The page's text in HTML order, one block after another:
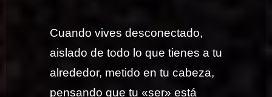
Cuando vives desconectado,
aislado de todo lo que tienes a tu
alrededor, metido en tu cabeza,
pensando que tu «ser» está